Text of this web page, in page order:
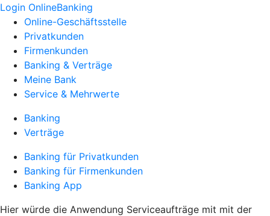
Login OnlineBanking
Online-Geschäftsstelle
Privatkunden
Firmenkunden
Banking & Verträge
Meine Bank
Service & Mehrwerte
Banking
Verträge
Banking für Privatkunden
Banking für Firmenkunden
Banking App
Hier würde die Anwendung Serviceaufträge mit mit der